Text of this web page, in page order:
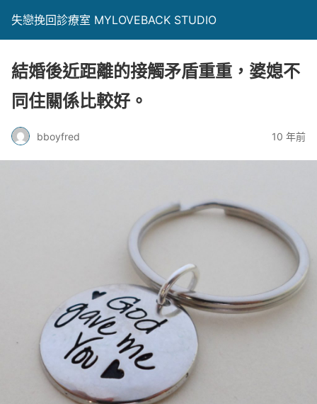
失戀挽回診療室 MYLOVEBACK STUDIO
結婚後近距離的接觸矛盾重重，婆媳不
同住關係比較好。
bboyfred 10 年前